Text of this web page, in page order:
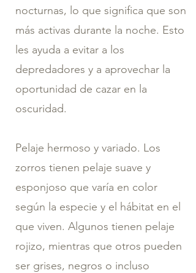
nocturnas, lo que significa que son
más activas durante la noche. Esto
les ayuda a evitar a los
depredadores y a aprovechar la
oportunidad de cazar en la
oscuridad.
Pelaje hermoso y variado. Los
zorros tienen pelaje suave y
esponjoso que varía en color
según la especie y el hábitat en el
que viven. Algunos tienen pelaje
rojizo, mientras que otros pueden
ser grises, negros o incluso